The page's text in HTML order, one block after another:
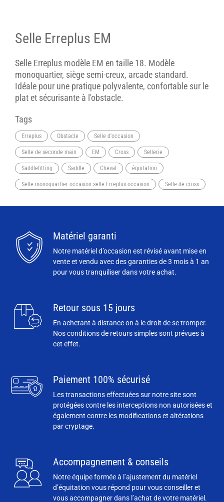
Selle Erreplus EM
Selle Erreplus modèle EM en taille 18. Modèle
monoquartier, siège semi-creux, arcade standard.
Idéale pour une pratique polyvalente, confortable sur le
plat et sécurisante à l'obstacle.
Tags
Erreplus Obstacle Selle d'occasion
Selle de seconde main EM Cross Sellerie
Saddlefitting Saddle Cheval équitation
Selle monoquartier occasion selle Erreplus occasion Selle de cross
Matériel garanti
Notre matériel d’occasion est révisé avant mise en
vente et vendu avec des garanties de 3 mois à 1 an
pour vous tranquiliser dans votre achat.
Retour sous 15 jours
En achetant à distance on à le droit de se tromper.
Nos conditions de retours simples sont prévues à
cet effet.
Paiement 100% sécurisé
Les transactions effectuées sur notre site sont
protégées contre les interceptions non autorisées et
également contre les modifications et altérations
par cryptage.
Accompagnement & conseils
Notre équipe formée à l’ajustement du matériel
d’équitation vous répond pour vous conseiller et
vous accompagner dans l’achat de votre matériel.